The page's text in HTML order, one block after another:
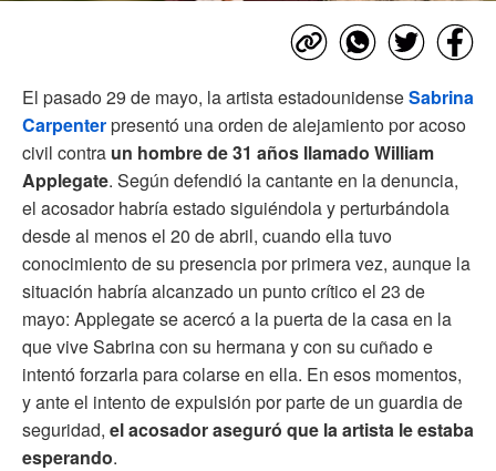
El pasado 29 de mayo, la artista estadounidenseSabrina
Carpenterpresentó una orden de alejamiento por acoso
civil contra un hombre de 31 años llamado William
Applegate. Según defendió la cantante en la denuncia,
el acosador habría estado siguiéndola y perturbándola
desde al menos el 20 de abril, cuando ella tuvo
conocimiento de su presencia por primera vez, aunque la
situación habría alcanzado un punto crítico el 23 de
mayo: Applegate se acercó a la puerta de la casa en la
que vive Sabrina con su hermana y con su cuñado e
intentó forzarla para colarse en ella. En esos momentos,
y ante el intento de expulsión por parte de un guardia de
seguridad, el acosador aseguró que la artista le estaba
esperando.